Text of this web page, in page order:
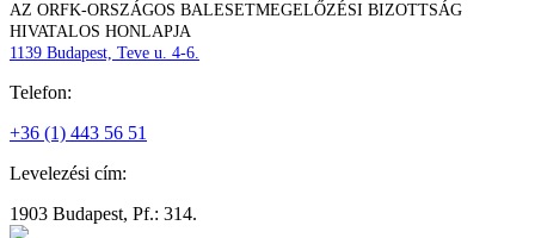
AZ ORFK-ORSZÁGOS BALESETMEGELŐZÉSI BIZOTTSÁG
HIVATALOS HONLAPJA
1139 Budapest, Teve u. 4-6.
Telefon:
+36 (1) 443 56 51
Levelezési cím:
1903 Budapest, Pf.: 314.